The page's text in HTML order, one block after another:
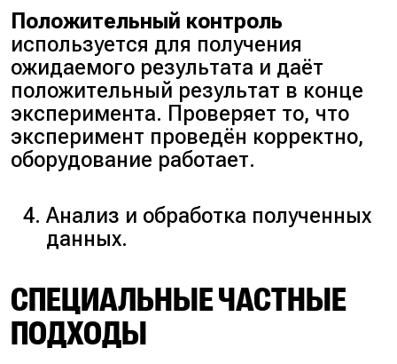
Положительный контроль
используется для получения
ожидаемого результата и даёт
положительный результат в конце
эксперимента. Проверяет то, что
эксперимент проведён корректно,
оборудование работает.
Анализ и обработка полученных
данных.
СПЕЦИАЛЬНЫЕ ЧАСТНЫЕ
ПОДХОДЫ